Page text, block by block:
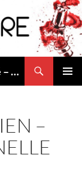
LA GUEULE NOIRE – Espace Autogéré – Saint Etienne
–